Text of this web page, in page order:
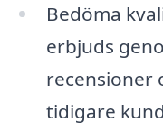
Bedöma
erbjuds
recensioner
tidigare